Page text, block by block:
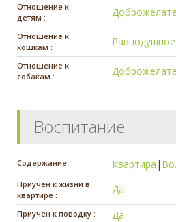
Отношение к
детям :
Отношение к
кошкам :
Равнодушное
Отношение к
собакам :
Воспитание
Содержание : Квартира |
Приучен к жизни в
квартире :
Да
Приучен к поводку : Да